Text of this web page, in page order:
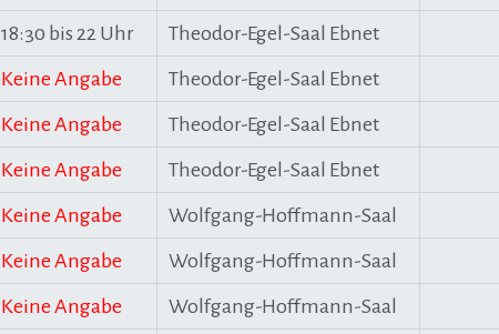
18:30 bis 22 Uhr Theodor-Egel-Saal Ebnet
Keine Angabe Theodor-Egel-Saal Ebnet
Keine Angabe Theodor-Egel-Saal Ebnet
Keine Angabe Theodor-Egel-Saal Ebnet
Keine Angabe Wolfgang-Hoffmann-Saal
Keine Angabe Wolfgang-Hoffmann-Saal
Keine Angabe Wolfgang-Hoffmann-Saal